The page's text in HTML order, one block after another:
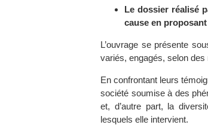
Le dossier réalisé
cause en
L’ouvrage se présente
variés, engagés, selon
En confrontant leurs
société soumise à des
et, d’autre part, la
lesquels elle intervient.